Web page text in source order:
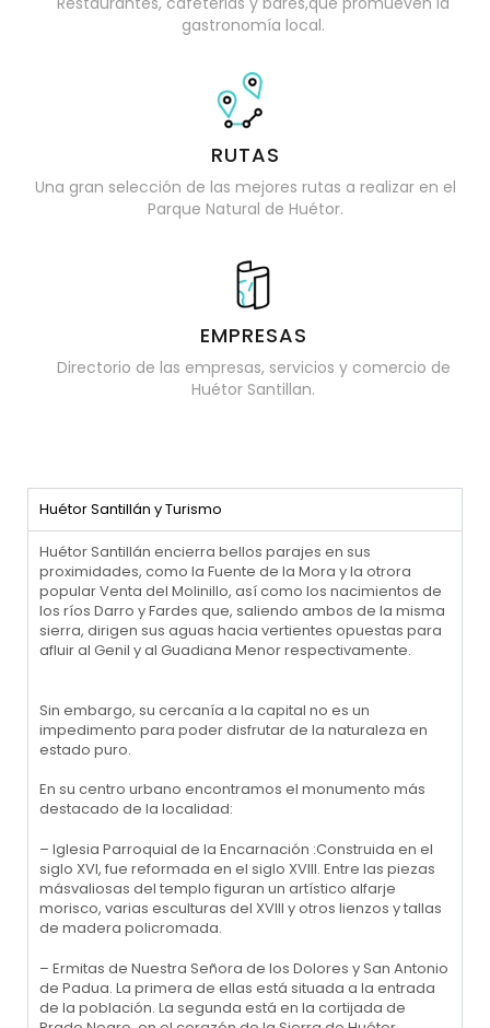
gastronomía local.
RUTAS
Una gran selección de las mejores rutas a realizar en el
Parque Natural de Huétor.
EMPRESAS
Directorio de las empresas, servicios y comercio de
Huétor Santillan.
Huétor Santillán y Turismo
Huétor Santillán encierra bellos parajes en sus
proximidades, como la Fuente de la Mora y la otrora
popular Venta del Molinillo, así como los nacimientos de
los ríos Darro y Fardes que, saliendo ambos de la misma
sierra, dirigen sus aguas hacia vertientes opuestas para
afluir al Genil y al Guadiana Menor respectivamente.
Sin embargo, su cercanía a la capital no es un
impedimento para poder disfrutar de la naturaleza en
estado puro.
En su centro urbano encontramos el monumento más
destacado de la localidad:
– Iglesia Parroquial de la Encarnación :Construida en el
siglo XVI, fue reformada en el siglo XVIII. Entre las piezas
másvaliosas del templo figuran un artístico alfarje
morisco, varias esculturas del XVIII y otros lienzos y tallas
de madera policromada.
– Ermitas de Nuestra Señora de los Dolores y San Antonio
de Padua. La primera de ellas está situada a la entrada
de la población. La segunda está en la cortijada de